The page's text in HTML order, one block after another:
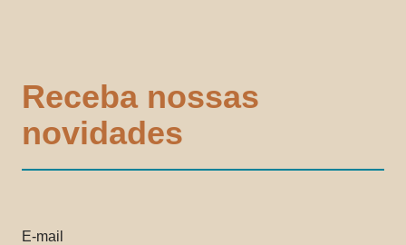
Receba nossas
novidades
E-mail